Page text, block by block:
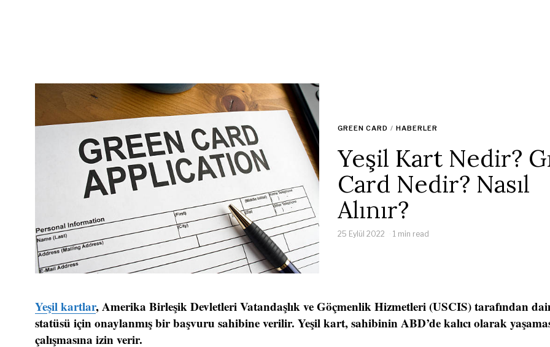
GREEN CARD / HABERLER
Yeşil Kart Nedir?
Card Nedir? Nasıl
Alınır?
25 Eylül 2022 1 min read
Yeşil kartlar, Amerika Birleşik Devletleri Vatandaşlık ve Göçmenlik Hizmetleri (USCIS) tarafından
statüsü için onaylanmış bir başvuru sahibine verilir. Yeşil kart, sahibinin ABD’de kalıcı olarak
çalışmasına izin verir.